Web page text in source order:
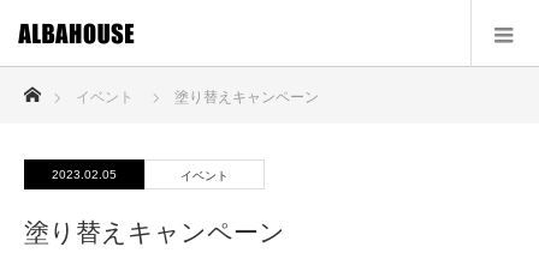
イベント 塗り替えキャンペーン
2023.02.05 イベント
塗り替えキャンペーン